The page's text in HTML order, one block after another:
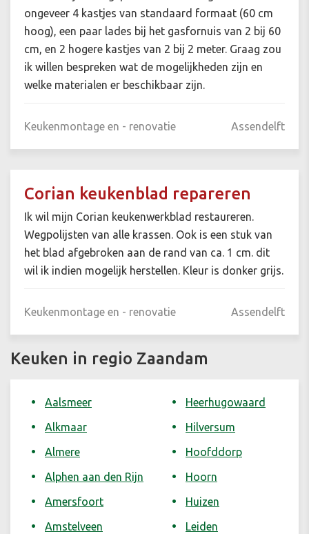
ongeveer 4 kastjes van standaard formaat (60 cm
hoog), een paar lades bij het gasfornuis van 2 bij 60
cm, en 2 hogere kastjes van 2 bij 2 meter. Graag zou
ik willen bespreken wat de mogelijkheden zijn en
welke materialen er beschikbaar zijn.
Keukenmontage en - renovatie Assendelft
Corian keukenblad repareren
Ik wil mijn Corian keukenwerkblad restaureren.
Wegpolijsten van alle krassen. Ook is een stuk van
het blad afgebroken aan de rand van ca. 1 cm. dit
wil ik indien mogelijk herstellen. Kleur is donker grijs.
Keukenmontage en - renovatie Assendelft
Keuken in regio Zaandam
Aalsmeer
Alkmaar
Almere
Alphen aan den Rijn
Amersfoort
Amstelveen
Heerhugowaard
Hilversum
Hoofddorp
Hoorn
Huizen
Leiden